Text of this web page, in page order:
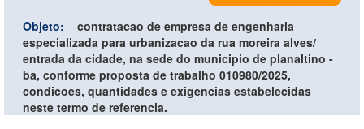
Objeto:
contratacao de empresa de engenharia
especializada para urbanizacao da rua moreira alves/
entrada da cidade, na sede do municipio de planaltino -
ba, conforme proposta de trabalho 010980/2025,
condicoes, quantidades e exigencias estabelecidas
neste termo de referencia.